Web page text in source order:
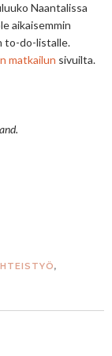
Naantalissa
aikaisemmin
to-do-listalle.
matkailun sivuilta.
,